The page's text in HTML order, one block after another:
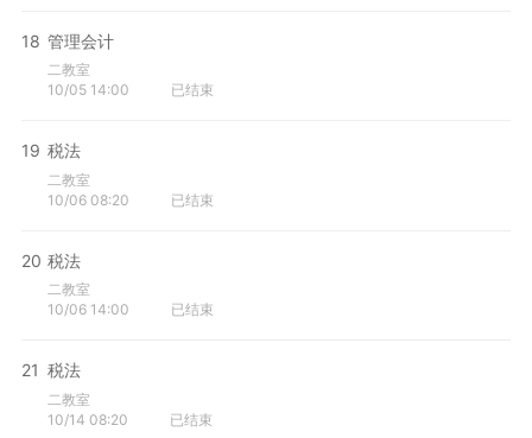
18 管理会计
二教室
10/05 14:00
已结束
19 税法
二教室
10/06 08:20
已结束
20 税法
二教室
10/06 14:00
已结束
21 税法
二教室
10/14 08:20
已结束